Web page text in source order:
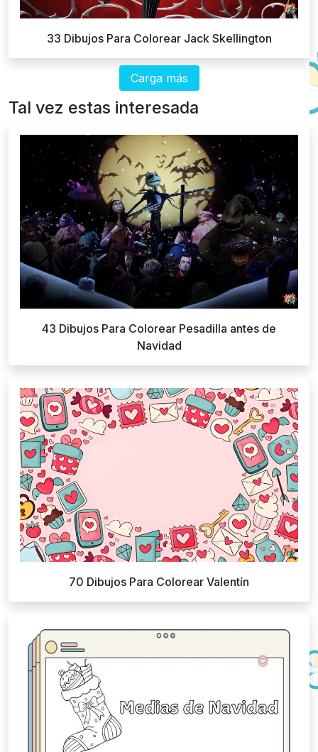
33 Dibujos Para Colorear Jack Skellington
Carga más
Tal vez estas interesada
43 Dibujos Para Colorear Pesadilla antes de
Navidad
70 Dibujos Para Colorear Valentín